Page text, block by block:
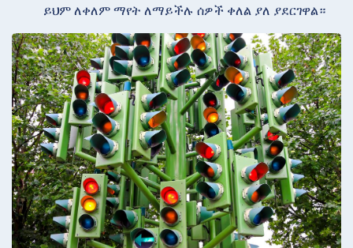
ይህም ለቀለም ማየት ለማይችሉ ሰዎች ቀለል ያለ ያደርገዋል።